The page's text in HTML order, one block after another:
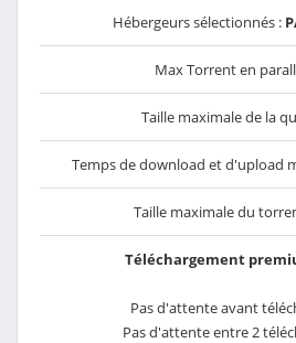
Hébergeurs sélectionnés :
Max Torrent en
Taille maximale de la
Temps de download et d'upload
Taille maximale du
Téléchargement
Pas d'attente avant
Pas d'attente entre 2